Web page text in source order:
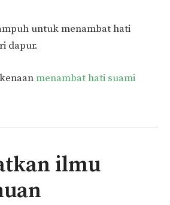
untuk menambat hati
dapur.
menambat hati suami
ilmu